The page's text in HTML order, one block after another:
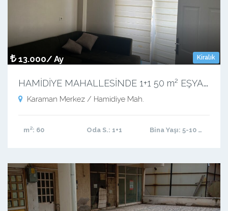
Kiralık
13.000/ Ay
H
AMİDİYE MAHALLESİNDE 1+1 50 m² EŞYALI KİRALIK APART
Karaman Merkez / Hamidiye Mah.
m²: 60 Oda S.: 1+1 Bina Yaşı: 5-10 arası